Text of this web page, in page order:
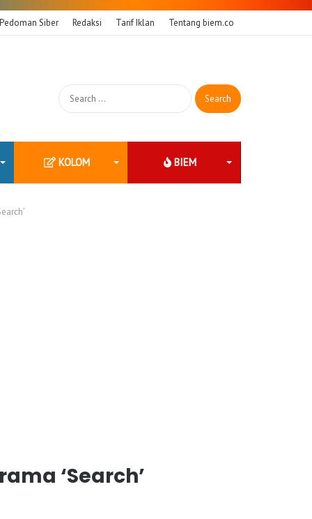
Pedoman Siber Redaksi Tarif Iklan Tentang biem.co
Search
for:
KOLOM BIEM
‘Search’